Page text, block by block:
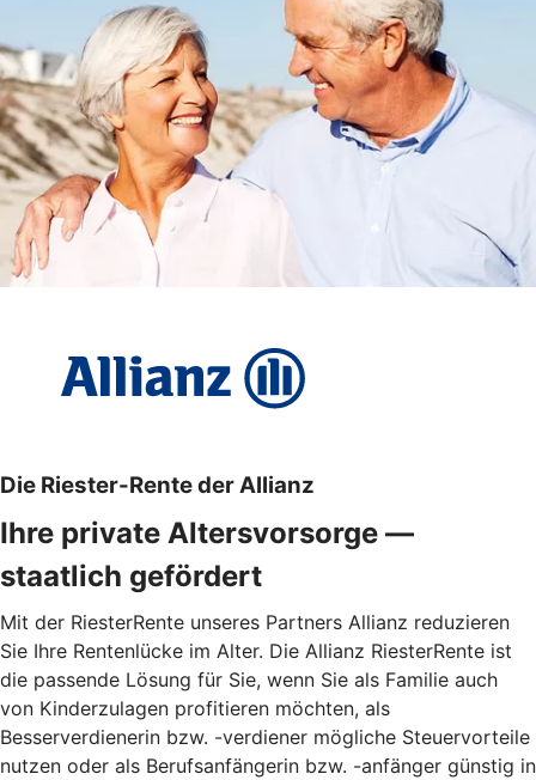
Die Riester-Rente der Allianz
Ihre private Altersvorsorge —
staatlich gefördert
Mit der RiesterRente unseres Partners Allianz reduzieren
Sie Ihre Rentenlücke im Alter. Die Allianz RiesterRente ist
die passende Lösung für Sie, wenn Sie als Familie auch
von Kinderzulagen profitieren möchten, als
Besserverdienerin bzw. -verdiener mögliche Steuervorteile
nutzen oder als Berufsanfängerin bzw. -anfänger günstig in